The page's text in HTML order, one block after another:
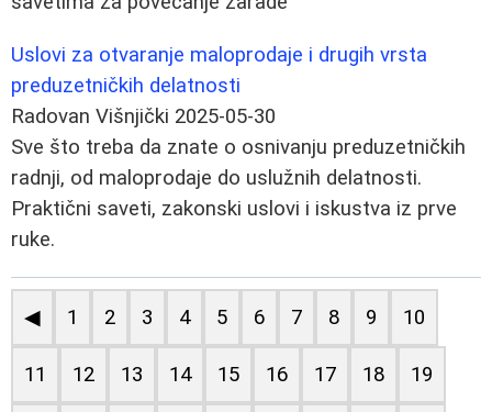
Uslovi za otvaranje maloprodaje i drugih vrsta
preduzetničkih delatnosti
Radovan Višnjički 2025-05-30
Sve što treba da znate o osnivanju preduzetničkih
radnji, od maloprodaje do uslužnih delatnosti.
Praktični saveti, zakonski uslovi i iskustva iz prve
ruke.
◀ 1 2 3 4 5 6 7 8 9 10
11 12 13 14 15 16 17 18 19